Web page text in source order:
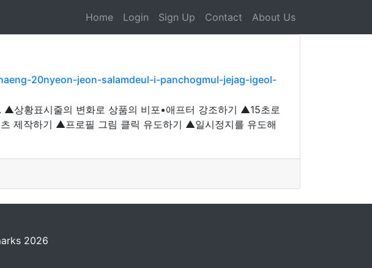
Home Login Sign Up Contact About Us
20nyeon-jeon-salamdeul-i-panchogmul-jejag-igeol-
▲상황표시줄의 변화로 상품의 비포•애프터 강조하기 ▲15초로
제작하기 ▲프로필 그림 클릭 유도하기 ▲일시정지를 유도해
2026